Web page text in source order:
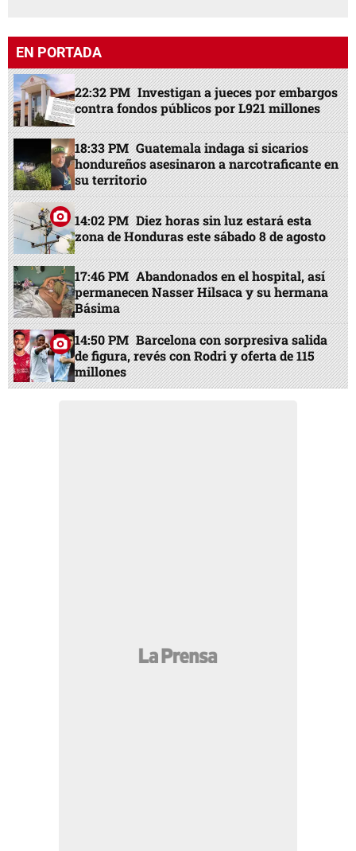
EN PORTADA
22:32 PM Investigan a jueces por embargos
contra fondos públicos por L921 millones
18:33 PM Guatemala indaga si sicarios
hondureños asesinaron a narcotraficante en
su territorio
14:02 PM Diez horas sin luz estará esta
zona de Honduras este sábado 8 de agosto
17:46 PM Abandonados en el hospital, así
permanecen Nasser Hilsaca y su hermana
Básima
14:50 PM Barcelona con sorpresiva salida
de figura, revés con Rodri y oferta de 115
millones